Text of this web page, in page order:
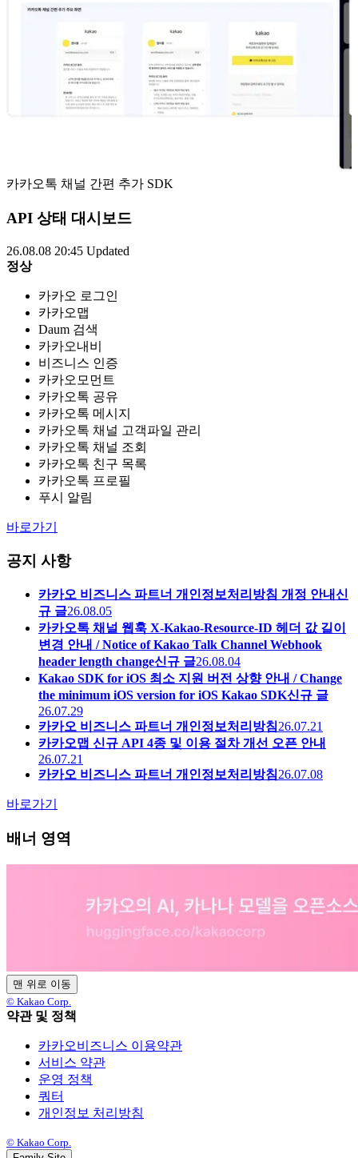
카카오톡 채널 간편 추가 SDK
API 상태 대시보드
26.08.08 20:45 Updated
정상
카카오 로그인
카카오맵
Daum 검색
카카오내비
비즈니스 인증
카카오모먼트
카카오톡 공유
카카오톡 메시지
카카오톡 채널 고객파일 관리
카카오톡 채널 조회
카카오톡 친구 목록
카카오톡 프로필
푸시 알림
바로가기
공지 사항
카카오 비즈니스 파트너 개인정보처리방침 개정 안내신
규 글26.08.05
카카오톡 채널 웹훅 X-Kakao-Resource-ID 헤더 값 길이
변경 안내 / Notice of Kakao Talk Channel Webhook
header length change신규 글26.08.04
Kakao SDK for iOS 최소 지원 버전 상향 안내 / Change
the minimum iOS version for iOS Kakao SDK신규 글
26.07.29
카카오 비즈니스 파트너 개인정보처리방침26.07.21
카카오맵 신규 API 4종 및 이용 절차 개선 오픈 안내
26.07.21
카카오 비즈니스 파트너 개인정보처리방침26.07.08
바로가기
배너 영역
맨 위로 이동
© Kakao Corp.
약관 및 정책
카카오비즈니스 이용약관
서비스 약관
운영 정책
쿼터
개인정보 처리방침
© Kakao Corp.